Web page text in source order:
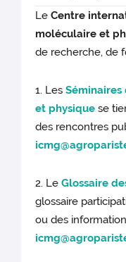
LeCentre
moléculaire et
de recherche, de
1. Les
et physique se
des rencontres
2. LeGlossaire
glossaire
ou des